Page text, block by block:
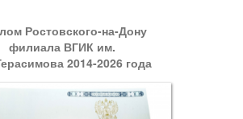
Ростовского-на-Дону
филиала ВГИК им.
2014-2026 года